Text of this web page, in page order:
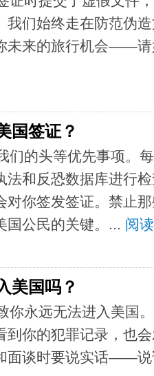
我们始终走在防范伪
未来的旅行机会——请
国签证？
们的头等优先事项。
法和反恐数据库进行
对你签发签证。禁止
国公民的关键。... 阅
美国吗？
你永远无法进入美国
到你的犯罪记录，也
面谈时要说实话——说